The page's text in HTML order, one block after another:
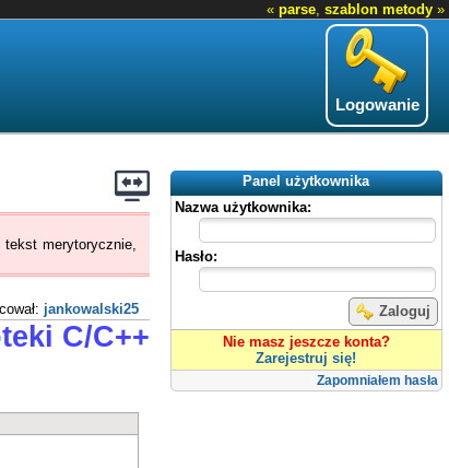
« parse, szablon metody »
Logowanie
Panel użytkownika
Nazwa użytkownika:
Hasło:
Zaloguj
Nie masz jeszcze konta?
Zarejestruj się!
Zapomniałem hasła
tekst merytorycznie,
jankowalski25
C/C++